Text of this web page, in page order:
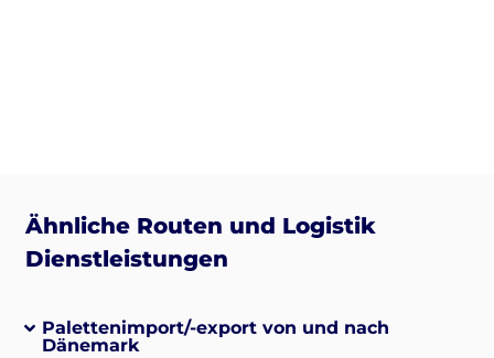
Ähnliche Routen und Logistik
Dienstleistungen
Palettenimport/-export von und nach
Dänemark